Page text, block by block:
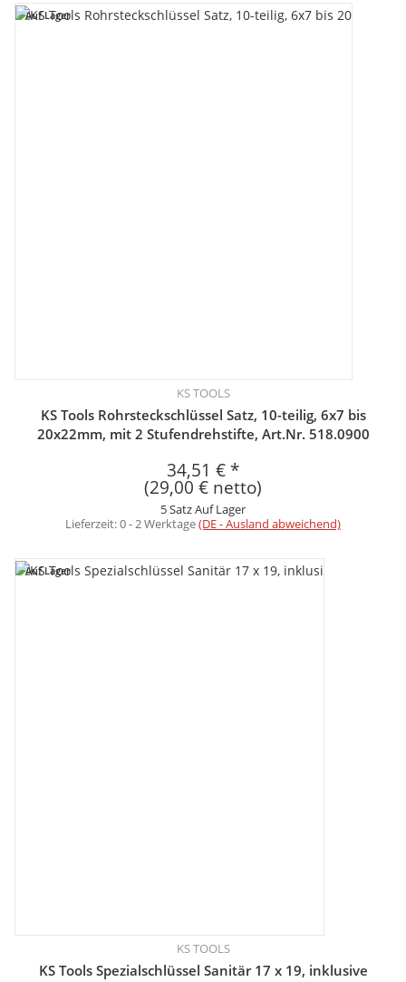
Auf Lager
KS TOOLS
KS Tools Rohrsteckschlüssel Satz, 10-teilig, 6x7 bis
20x22mm, mit 2 Stufendrehstifte, Art.Nr. 518.0900
34,51 € *
(29,00 € netto)
5 Satz Auf Lager
Lieferzeit:0 - 2 Werktage(DE - Ausland abweichend)
Auf Lager
KS TOOLS
KS Tools Spezialschlüssel Sanitär 17 x 19, inklusive